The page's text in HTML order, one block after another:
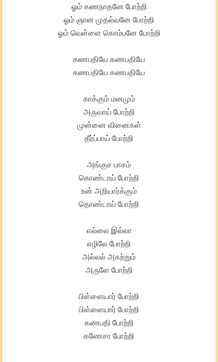
ஓம் கணநாதனே போற்றி
ஓம் ஞான முதல்வனே போற்றி
ஓம் வெள்ளை கொம்பனே போற்றி
கணபதியே கணபதியே
கணபதியே கணபதியே
காக்கும் மனமும்
அருவாய் போற்றி
முன்னை வினைகள்
தீர்ப்பாய் போற்றி
அங்குச பாசம்
கொண்டாய் போற்றி
உன் அறியார்க்கும்
தொண்டாய் போற்றி
எல்லை இல்லா
எழிலே போற்றி
அல்லல் அகற்றும்
அருளே போற்றி
பிள்ளையார் போற்றி
பிள்ளையார் போற்றி
கணபதி போற்றி
கணேசா போற்றி